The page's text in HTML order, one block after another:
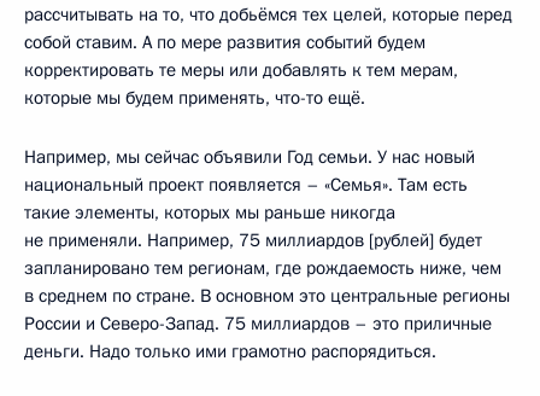
рассчитывать на то, что добьёмся тех целей, которые перед
собой ставим. А по мере развития событий будем
корректировать те меры или добавлять к тем мерам,
которые мы будем применять, что-то ещё.
Например, мы сейчас объявили Год семьи. У нас новый
национальный проект появляется – «Семья». Там есть
такие элементы, которых мы раньше никогда
не применяли. Например, 75 миллиардов [рублей] будет
запланировано тем регионам, где рождаемость ниже, чем
в среднем по стране. В основном это центральные регионы
России и Северо-Запад. 75 миллиардов – это приличные
деньги. Надо только ими грамотно распорядиться.